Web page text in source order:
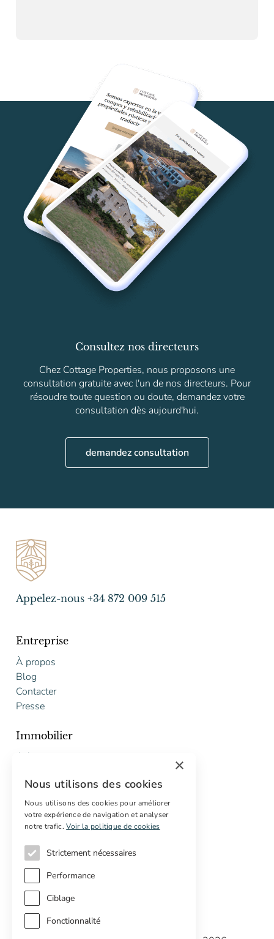
Consultez nos directeurs
Chez Cottage Properties, nous proposons une
consultation gratuite avec l'un de nos directeurs. Pour
résoudre toute question ou doute, demandez votre
consultation dès aujourd'hui.
demandez consultation
Appelez-nous +34 872 009 515
Entreprise
À propos
Blog
Contacter
Presse
Immobilier
Acheter
Proposition gratuite de restauration
Services
Acheteurs internationaux
Propriétés off-market
×
Nous utilisons des cookies
Nous utilisons des cookies pour améliorer
votre expérience de navigation et analyser
notre trafic. Voir la politique de cookies
Strictement nécessaires
Performance
Ciblage
Fonctionnalité